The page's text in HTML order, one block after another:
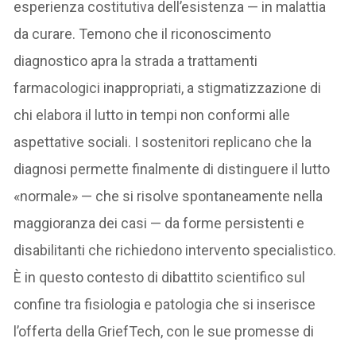
esperienza costitutiva dell’esistenza — in malattia
da curare. Temono che il riconoscimento
diagnostico apra la strada a trattamenti
farmacologici inappropriati, a stigmatizzazione di
chi elabora il lutto in tempi non conformi alle
aspettative sociali. I sostenitori replicano che la
diagnosi permette finalmente di distinguere il lutto
«normale» — che si risolve spontaneamente nella
maggioranza dei casi — da forme persistenti e
disabilitanti che richiedono intervento specialistico.
È in questo contesto di dibattito scientifico sul
confine tra fisiologia e patologia che si inserisce
l’offerta della GriefTech, con le sue promesse di